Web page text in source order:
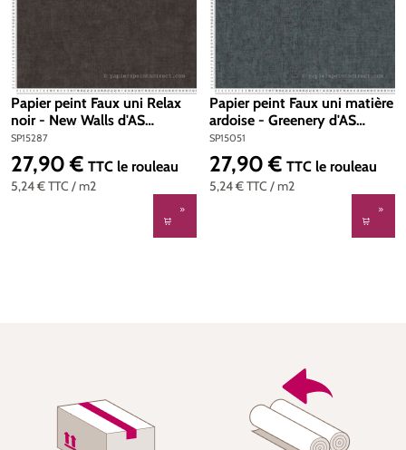
Papier peint Faux uni Relax
noir - New Walls d'AS
Création | Réf. SP15287
SP15287
5,24 €TTC / m2
Prix régulier :
27,90 € TTC le rouleau
Papier peint Faux uni matière
ardoise - Greenery d'AS
Création | Réf. SP15051
SP15051
5,24 €TTC / m2
Prix régulier :
27,90 € TTC le rouleau